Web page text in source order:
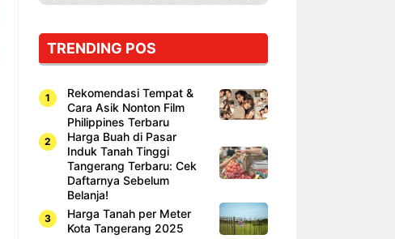
Dicoba,
Cuma
Sushi!
TRENDING POS
Rekomendasi Tempat &
Cara Asik Nonton Film
Philippines Terbaru
Harga Buah di Pasar
Induk Tanah Tinggi
Tangerang Terbaru: Cek
Daftarnya Sebelum
Belanja!
Harga Tanah per Meter
Kota Tangerang 2025